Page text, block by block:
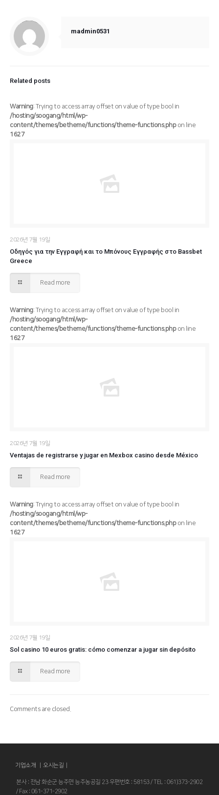
Warning
: Trying to access array offset on value of type null in
/hosting/soogang/html/wp-content/themes/betheme/includes/content-single.php
on line286
madmin0531
Related posts
Warning: Trying to access array offset on value of type bool in
/hosting/soogang/html/wp-
content/themes/betheme/functions/theme-functions.phpon line
1627
2026년 7월 19일
Οδηγός για την Εγγραφή και το Μπόνους Εγγραφής στο Bassbet
Greece
Read more
Warning: Trying to access array offset on value of type bool in
/hosting/soogang/html/wp-
content/themes/betheme/functions/theme-functions.phpon line
1627
2026년 7월 19일
Ventajas de registrarse y jugar en Mexbox casino desde México
Read more
Warning: Trying to access array offset on value of type bool in
/hosting/soogang/html/wp-
content/themes/betheme/functions/theme-functions.phpon line
1627
2026년 7월 19일
Sol casino 10 euros gratis: cómo comenzar a jugar sin depósito
Read more
Comments are closed.
기업소개 | 오시는길
본사 : 전남 화순군 능주면 능주농공길 23 우편번호 : 58153 / TEL : 061)373-2902
/ Fax : 061-371-2902